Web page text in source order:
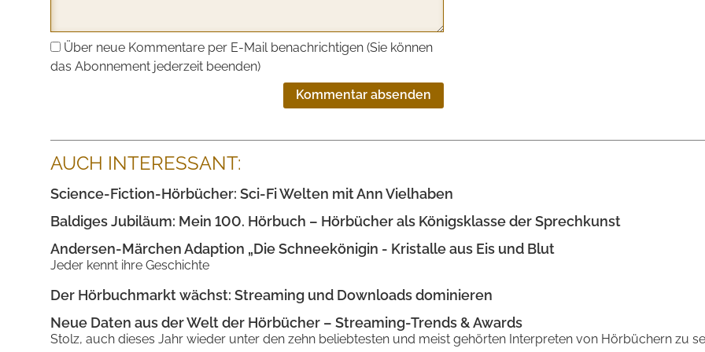
Über neue Kommentare per E-Mail benachrichtigen (Sie können
das Abonnement jederzeit beenden)
Kommentar absenden
AUCH INTERESSANT:
Science-Fiction-Hörbücher: Sci-Fi Welten mit Ann Vielhaben
Baldiges Jubiläum: Mein 100. Hörbuch – Hörbücher als Königsklasse der Sprechkunst
Andersen-Märchen Adaption „Die Schneekönigin - Kristalle aus Eis und Blut
Jeder kennt ihre Geschichte
Der Hörbuchmarkt wächst: Streaming und Downloads dominieren
Neue Daten aus der Welt der Hörbücher – Streaming-Trends & Awards
Stolz, auch dieses Jahr wieder unter den zehn beliebtesten und meist gehörten Interpreten von Hörbüchern zu